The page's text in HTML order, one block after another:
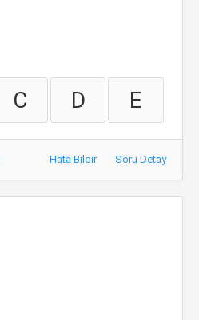
C D E
Hata Bildir Soru Detay